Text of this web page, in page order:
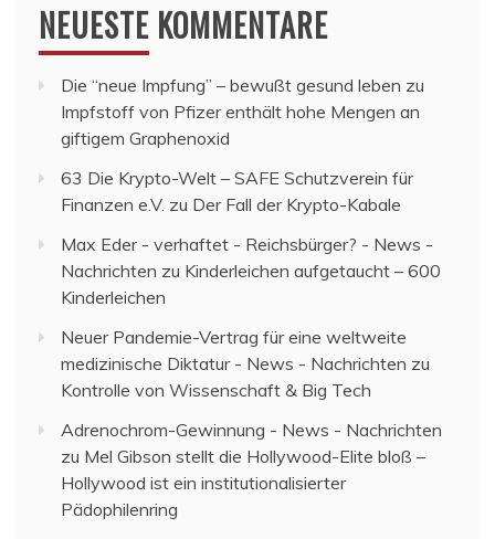
NEUESTE KOMMENTARE
Die “neue Impfung” – bewußt gesund leben zu
Impfstoff von Pfizer enthält hohe Mengen an
giftigem Graphenoxid
63 Die Krypto-Welt – SAFE Schutzverein für
Finanzen e.V. zu Der Fall der Krypto-Kabale
Max Eder - verhaftet - Reichsbürger? - News -
Nachrichten zu Kinderleichen aufgetaucht – 600
Kinderleichen
Neuer Pandemie-Vertrag für eine weltweite
medizinische Diktatur - News - Nachrichten zu
Kontrolle von Wissenschaft & Big Tech
Adrenochrom-Gewinnung - News - Nachrichten
zu Mel Gibson stellt die Hollywood-Elite bloß –
Hollywood ist ein institutionalisierter
Pädophilenring